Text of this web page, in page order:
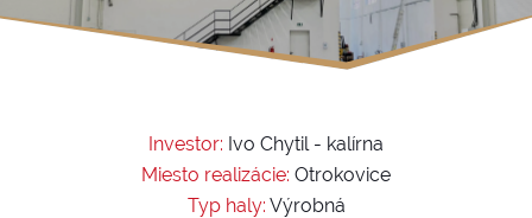
Investor: Ivo Chytil - kalírna
Miesto realizácie: Otrokovice
Typ haly: Výrobná